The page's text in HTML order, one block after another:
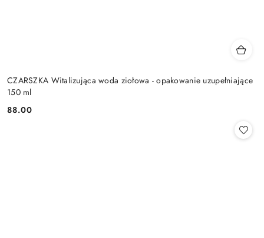
CZARSZKA Witalizująca woda ziołowa - opakowanie uzupełniające
150 ml
Cena:
88.00